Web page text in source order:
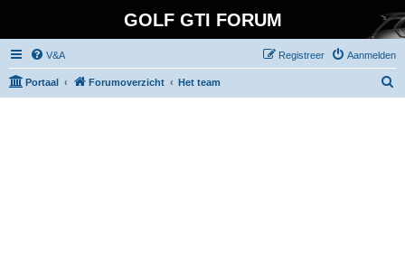
GOLF GTI FORUM
V&A Aanmelden
Registreer
Portaal Forumoverzicht Het team